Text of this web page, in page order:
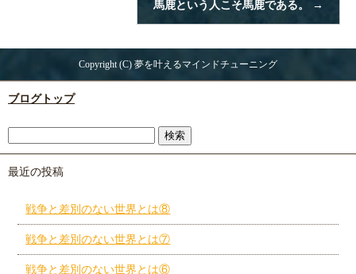
馬鹿という人こそ馬鹿である。 →
Copyright (C) 夢を叶えるマインドチューニング
ブログトップ
最近の投稿
戦争と差別のない世界とは⑧
戦争と差別のない世界とは⑦
戦争と差別のない世界とは⑥